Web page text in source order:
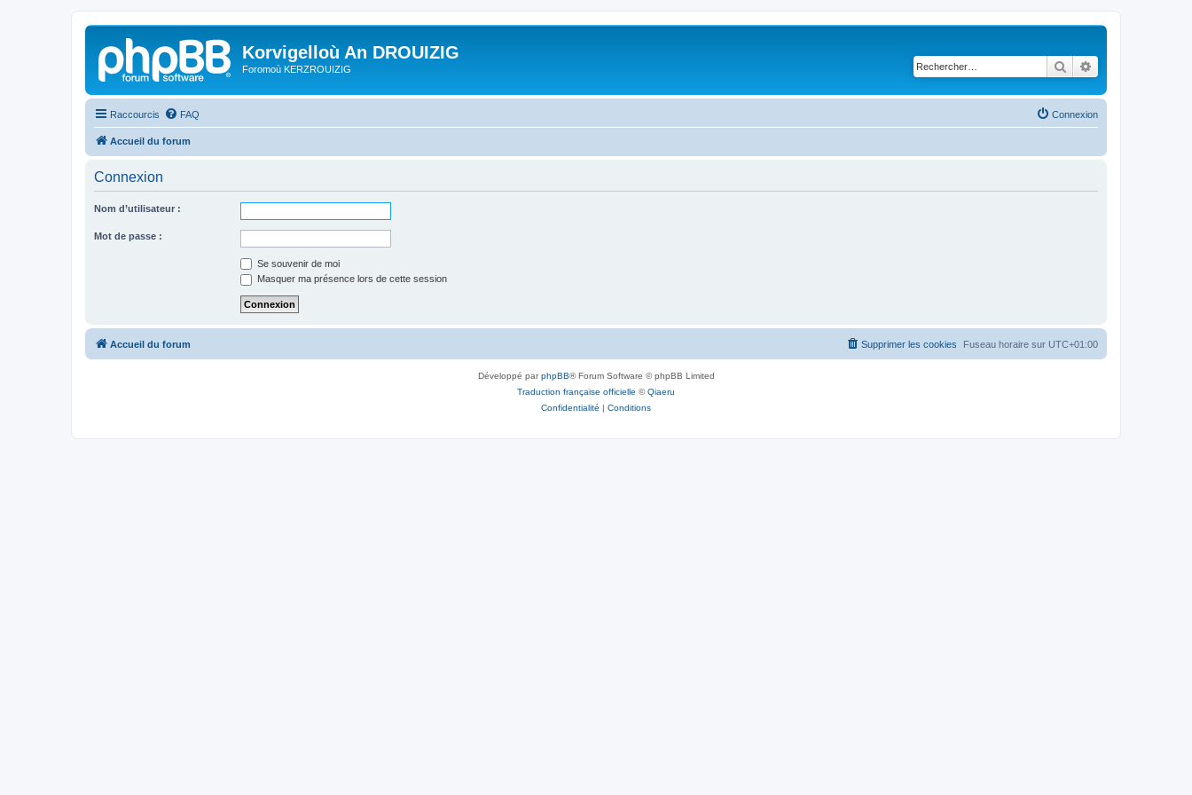
Korvigelloù An DROUIZIG
Foromoù KERZROUIZIG Rechercher
Raccourcis FAQ Connexion
Accueil du forum
Connexion
Nom d’utilisateur :
Mot de passe :
Se souvenir de moi
Masquer ma présence lors de cette session
Accueil du forum Fuseau horaire sur UTC+01:00
Supprimer les cookies
Développé parphpBB® Forum Software © phpBB Limited
Traduction française officielle ©Qiaeru
Confidentialité | Conditions